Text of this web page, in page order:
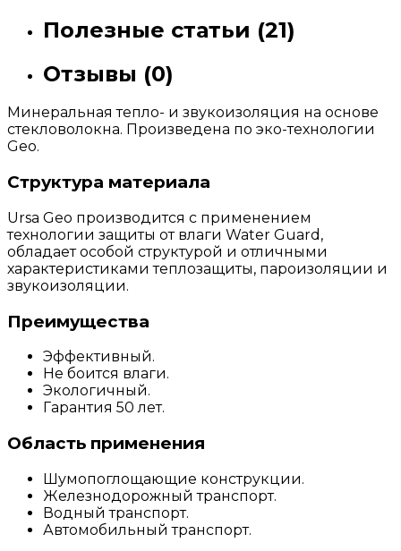
Полезные статьи (21)
Отзывы (0)
Минеральная тепло- и звукоизоляция на основе
стекловолокна. Произведена по эко-технологии
Geo.
Структура материала
Ursa Geo производится с применением
технологии защиты от влаги Water Guard,
обладает особой структурой и отличными
характеристиками теплозащиты, пароизоляции и
звукоизоляции.
Преимущества
Эффективный.
Не боится влаги.
Экологичный.
Гарантия 50 лет.
Область применения
Шумопоглощающие конструкции.
Железнодорожный транспорт.
Водный транспорт.
Автомобильный транспорт.